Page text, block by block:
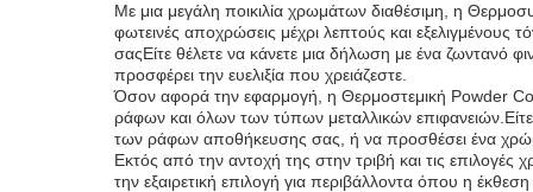
Με μια μεγάλη ποικιλία χρωμάτων διαθέσιμη, η
φωτεινές αποχρώσεις μέχρι λεπτούς και εξελιγμένους
σαςΕίτε θέλετε να κάνετε μια δήλωση με ένα ζωντανό
προσφέρει την ευελιξία που χρειάζεστε.
Όσον αφορά την εφαρμογή, η Θερμοστεμική Powder
ράφων και όλων των τύπων μεταλλικών
των ράφων αποθήκευσης σας, ή να προσθέσει ένα
Εκτός από την αντοχή της στην τριβή και τις
την εξαιρετική επιλογή για περιβάλλοντα όπου η